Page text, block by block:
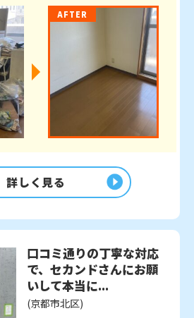
AFTER
詳しく見る
口コミ通りの丁寧な対応
で、セカンドさんにお願
いして本当に...
(京都市北区)